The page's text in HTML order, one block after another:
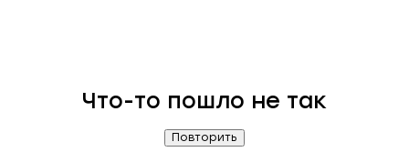
Что-то пошло не так
Повторить